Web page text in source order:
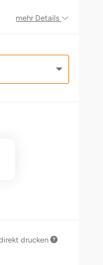
mehr Details
drucken